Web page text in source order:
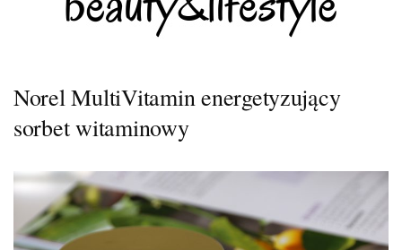
Norel MultiVitamin energetyzujący
sorbet witaminowy